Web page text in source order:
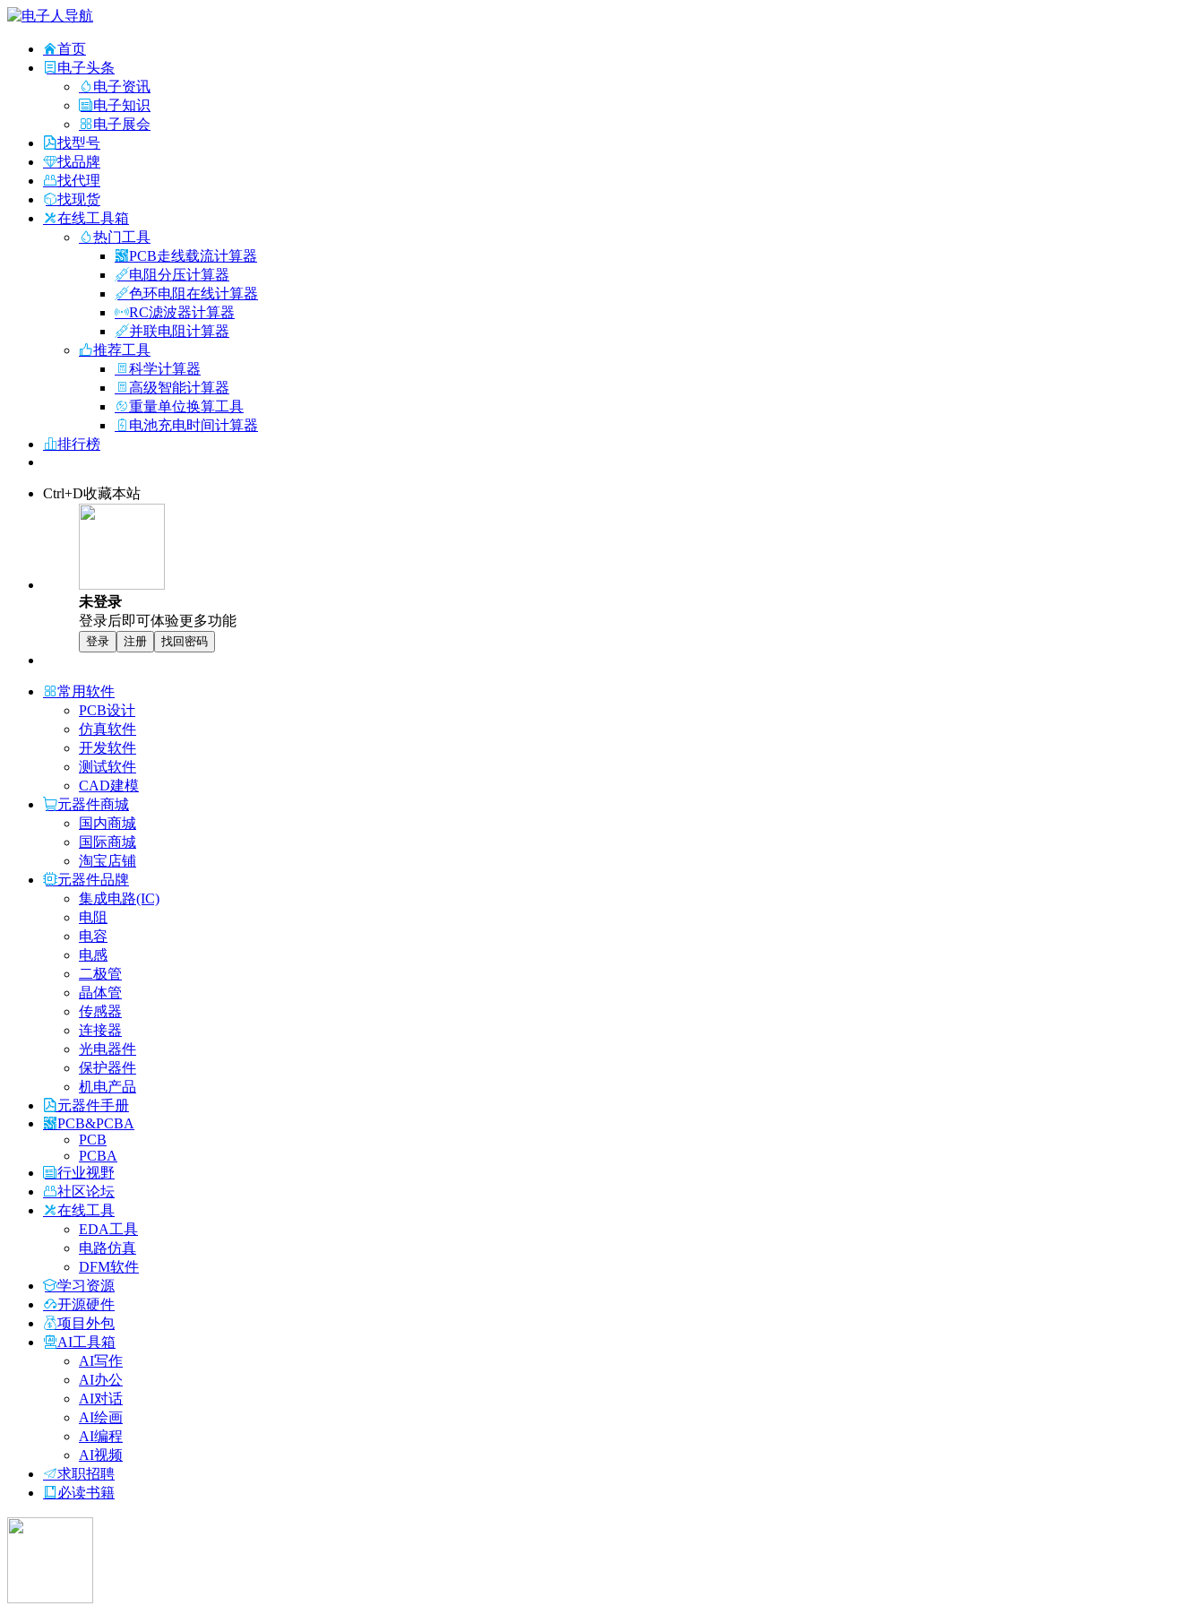
首页
电子头条
电子资讯
电子知识
电子展会
找型号
找品牌
找代理
找现货
在线工具箱
热门工具
PCB走线载流计算器
电阻分压计算器
色环电阻在线计算器
RC滤波器计算器
并联电阻计算器
推荐工具
科学计算器
高级智能计算器
重量单位换算工具
电池充电时间计算器
排行榜
Ctrl+D收藏本站
未登录
登录后即可体验更多功能
登录 注册 找回密码
常用软件
PCB设计
仿真软件
开发软件
测试软件
CAD建模
元器件商城
国内商城
国际商城
淘宝店铺
元器件品牌
集成电路(IC)
电阻
电容
电感
二极管
晶体管
传感器
连接器
光电器件
保护器件
机电产品
元器件手册
PCB&PCBA
PCB
PCBA
行业视野
社区论坛
在线工具
EDA工具
电路仿真
DFM软件
学习资源
开源硬件
项目外包
AI工具箱
AI写作
AI办公
AI对话
AI绘画
AI编程
AI视频
求职招聘
必读书籍